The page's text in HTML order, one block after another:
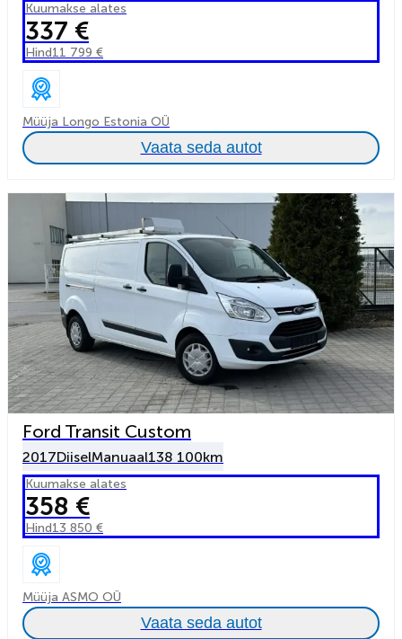
Kuumakse alates
337 €
Hind11 799 €
Müüja Longo Estonia OÜ
Vaata seda autot
Ford Transit Custom
2017DiiselManuaal138 100km
Kuumakse alates
358 €
Hind13 850 €
Müüja ASMO OÜ
Vaata seda autot